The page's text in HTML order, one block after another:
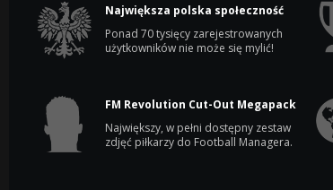
Największa polska społeczność
Ponad 70 tysięcy zarejestrowanych
użytkowników nie może się mylić!
FM Revolution Cut-Out Megapack
Największy, w pełni dostępny zestaw
zdjęć piłkarzy do Football Managera.